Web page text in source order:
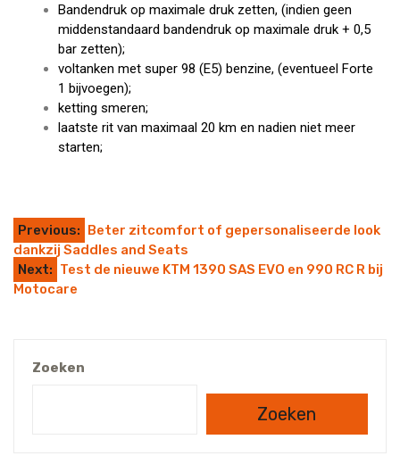
Bandendruk op maximale druk zetten, (indien geen
middenstandaard bandendruk op maximale druk + 0,5
bar zetten);
voltanken met super 98 (E5) benzine, (eventueel Forte
1 bijvoegen);
ketting smeren;
laatste rit van maximaal 20 km en nadien niet meer
starten;
Previous: Beter zitcomfort of gepersonaliseerde look
dankzij Saddles and Seats
Next: Test de nieuwe KTM 1390 SAS EVO en 990 RC R bij
Motocare
Zoeken
Zoeken